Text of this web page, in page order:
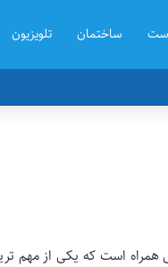
ساختمان تلویزیون
است که یکی از مهم